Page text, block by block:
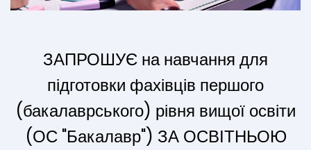
ЗАПРОШУЄ на навчання для
підготовки фахівців першого
(бакалаврського) рівня вищої освіти
(ОС "Бакалавр") ЗА ОСВІТНЬОЮ